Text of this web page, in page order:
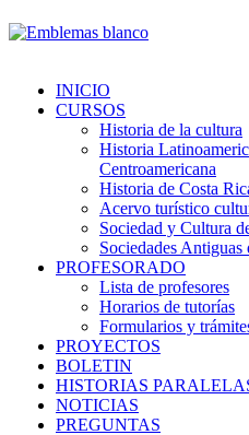
INICIO
CURSOS
Historia de la cultura
Historia
Centroamericana
Historia de Costa
Acervo turístico
Sociedad y Cultura
Sociedades Antiguas
PROFESORADO
Lista de profesores
Horarios de tutorías
Formularios y
PROYECTOS
BOLETIN
HISTORIAS
NOTICIAS
PREGUNTAS